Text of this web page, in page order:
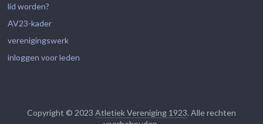
lid worden?
AV23-kader
verenigingswerk
inloggen voor leden
Copyright © 2023 Atletiek Vereniging 1923. Alle rechten